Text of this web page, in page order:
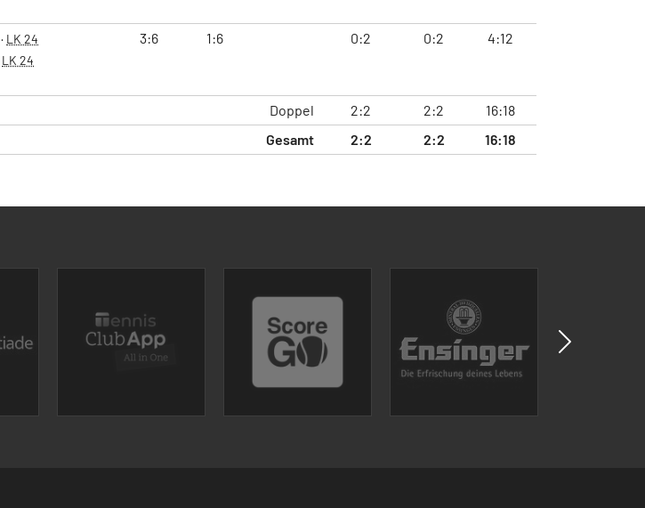
· LK 24
LK 24
3:6 1:6 0:2 0:2 4:12
Doppel 2:2 2:2
16:18
Gesamt
2:2 2:2 16:18